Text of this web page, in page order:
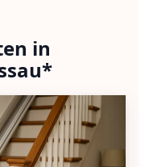
in